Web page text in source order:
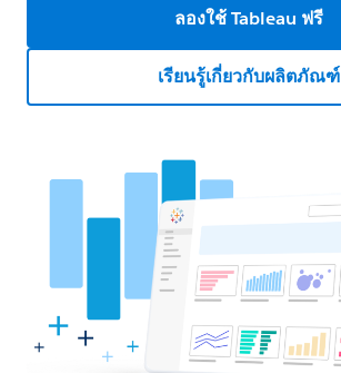
ลองใช้ Tableau ฟรี
เรียนรู้เกี่ยวกับผลิตภัณฑ์